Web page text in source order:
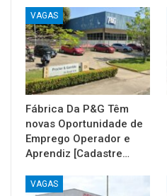
VAGAS
Fábrica Da P&G Têm
novas Oportunidade de
Emprego Operador e
Aprendiz [Cadastre…
VAGAS